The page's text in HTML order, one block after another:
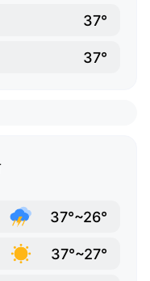
37°
37°
37°~26°
37°~27°